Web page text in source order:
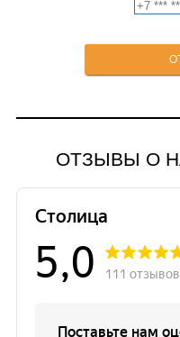
ОТЗЫВЫ О